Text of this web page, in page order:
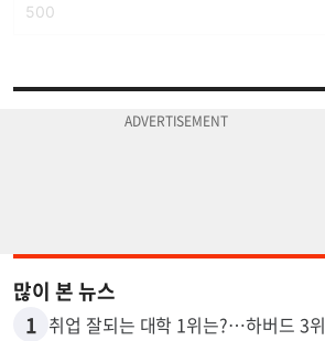
많이 본 뉴스
1 취업 잘되는 대학 1위는?…하버드 3위